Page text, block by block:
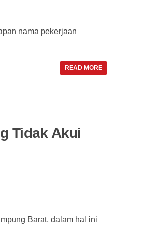
nama pekerjaan
READ MORE
Tidak Akui
Barat, dalam hal ini